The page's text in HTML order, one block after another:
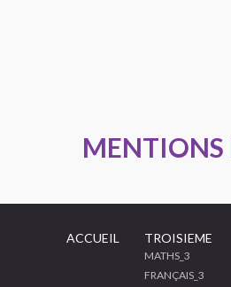
MENTIONS
ACCUEIL TROISIEME
MATHS_3
FRANÇAIS_3